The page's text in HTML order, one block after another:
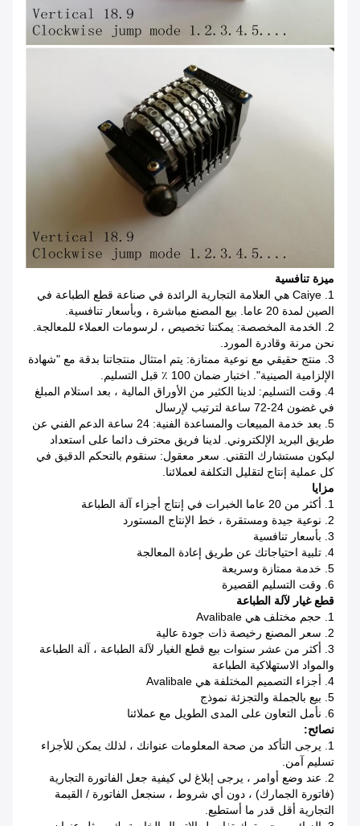
ميزة تنافسية
1. Caiye هي العلامة التجارية الرائدة في صناعة قطع الطباعة في
الصين لمدة 20 عاما. بيع المصنع مباشرة ، وبأسعار تنافسية.
2. الخدمة المخصصة: يمكننا تخصيص ، لرسومات العملاء للمعالجة.
نحن مرنة وقادرة المورد.
3. منتج حقيقي مع نوعية ممتازة: يتم امتثال منتجاتنا بدقة مع "شهادة
الإلزامية الصينية". اختبار ضمان 100 ٪ قبل التسليم.
4. وقت التسليم: لدينا الكثير من الأوراق المالية ، بعد استلام المبلغ
في غضون 24-72 ساعة لترتيب لإرسال
5. بعد خدمة المبيعات والمساعدة الفنية: 24 ساعة الدعم الفني عن
طريق البريد الإلكتروني. لدينا فريق محترف دائما على استعداد
ليكون مستشارك التقني. سعر معقول: سنقوم بالتحكم الدقيق في
كل عملية إنتاج لتقليل التكلفة لعملائنا.
مزايا
1. أكثر من 20 عاما الخبرات في إنتاج أجزاء آلة الطباعة
2. نوعية جيدة ومستقرة ، خط الإنتاج المستورد
3. بأسعار تنافسية
4. تلبية احتياجاتك عن طريق إعادة المعالجة
5. خدمة ممتازة وسريعة
6. وقت التسليم القصيرة
قطع غيار لآلة الطباعة
1. حجم مختلف هي Avalibale
2. سعر المصنع رخيصة ذات جودة عالية
3. أكثر من عشر سنوات بيع قطع الغيار لآلة الطباعة ، آلة الطباعة
والمواد الاستهلاكية الطباعة
4. أجزاء التصميم المختلفة هي Avalibale
5. بيع بالجملة والتجزئة نموذج
6. نأمل التعاون على المدى الطويل مع عملائنا
نصائح:
1. يرجى التأكد من صحة المعلومات عنوانك ، لذلك يمكن للأجزاء
تسليم آمن.
2. عند وضع أوامر ، يرجى إبلاغ لي كيفية جعل الفاتورة التجارية
(فاتورة الجمارك) ، دون أي شروط ، سنجعل الفاتورة / القيمة
التجارية أقل قدر ما أستطيع.